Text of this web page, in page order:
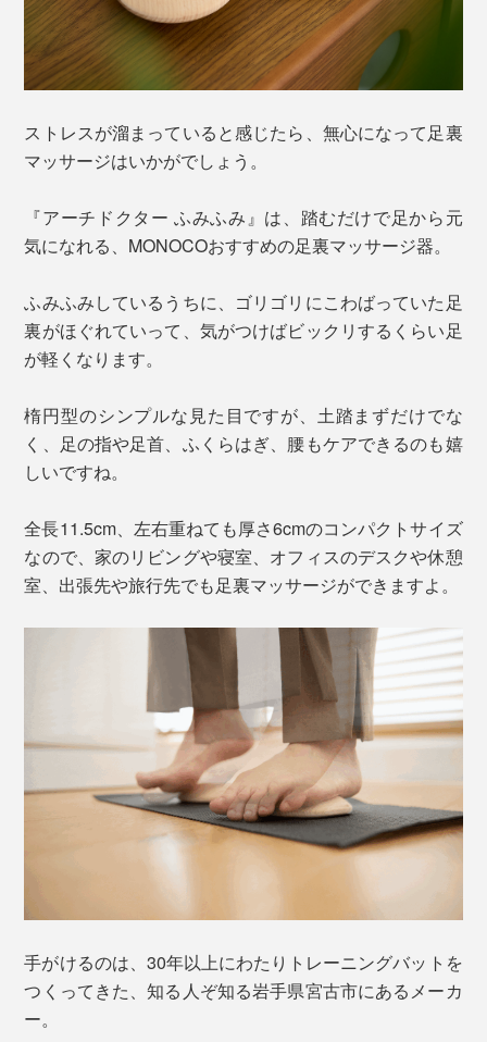
ストレスが溜まっていると感じたら、無心になって足裏
マッサージはいかがでしょう。
『アーチドクター ふみふみ』は、踏むだけで足から元
気になれる、MONOCOおすすめの足裏マッサージ器。
ふみふみしているうちに、ゴリゴリにこわばっていた足
裏がほぐれていって、気がつけばビックリするくらい足
が軽くなります。
楕円型のシンプルな見た目ですが、土踏まずだけでな
く、足の指や足首、ふくらはぎ、腰もケアできるのも嬉
しいですね。
全長11.5cm、左右重ねても厚さ6cmのコンパクトサイズ
なので、家のリビングや寝室、オフィスのデスクや休憩
室、出張先や旅行先でも足裏マッサージができますよ。
手がけるのは、30年以上にわたりトレーニングバットを
つくってきた、知る人ぞ知る岩手県宮古市にあるメーカ
ー。